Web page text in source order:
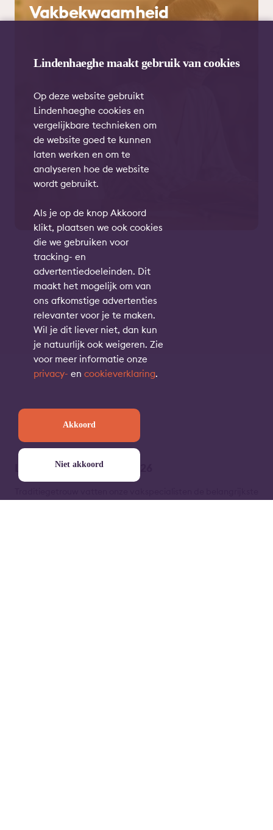
Vakbekwaamheid
Lindenhaeghe Kompas 2026
Lindenhaeghe maakt gebruik van cookies
Op deze website gebruikt
Lindenhaeghe cookies en
vergelijkbare technieken om
de website goed te kunnen
laten werken en om te
analyseren hoe de website
wordt gebruikt.
Als je op de knop Akkoord
klikt, plaatsen we ook cookies
die we gebruiken voor
tracking- en
advertentiedoeleinden. Dit
maakt het mogelijk om van
ons afkomstige advertenties
relevanter voor je te maken.
Wil je dit liever niet, dan kun
je natuurlijk ook weigeren. Zie
voor meer informatie onze
privacy- en cookieverklaring.
Akkoord
Niet akkoord